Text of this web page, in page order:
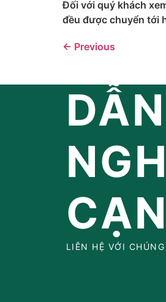
Đối với quý khách
đều được chuyển tới
← Previous
LIÊN HỆ VỚI